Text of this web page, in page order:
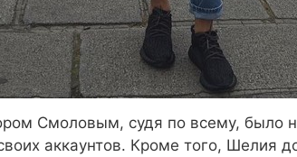
Смоловым, судя по всему, было
аккаунтов. Кроме того, Шелия